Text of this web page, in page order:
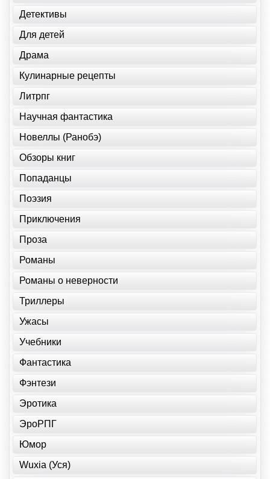
Детективы
Для детей
Драма
Кулинарные рецепты
Литрпг
Научная фантастика
Новеллы (Ранобэ)
Обзоры книг
Попаданцы
Поэзия
Приключения
Проза
Романы
Романы о неверности
Триллеры
Ужасы
Учебники
Фантастика
Фэнтези
Эротика
ЭроРПГ
Юмор
Wuxia (Уся)